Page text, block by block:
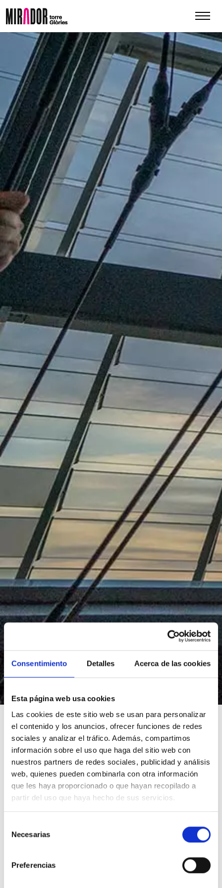
Consentimiento Detalles Acerca de las cookies
Esta página web usa cookies
Las cookies de este sitio web se usan para personalizar
el contenido y los anuncios, ofrecer funciones de redes
sociales y analizar el tráfico. Además, compartimos
información sobre el uso que haga del sitio web con
nuestros partners de redes sociales, publicidad y análisis
web, quienes pueden combinarla con otra información
que les haya proporcionado o que hayan recopilado a
partir del uso que haya hecho de sus servicios.
Necesarias
Preferencias
Pour La Mercè, venez à
la tour Mirador Glòries
avec 50% de réduction
Achetez des billets pour les 23, 24
et 25 septembre à partir du 14